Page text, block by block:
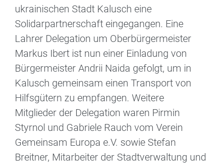
ukrainischen Stadt Kalusch eine
Solidarpartnerschaft eingegangen. Eine
Lahrer Delegation um Oberbürgermeister
Markus Ibert ist nun einer Einladung von
Bürgermeister Andrii Naida gefolgt, um in
Kalusch gemeinsam einen Transport von
Hilfsgütern zu empfangen. Weitere
Mitglieder der Delegation waren Pirmin
Styrnol und Gabriele Rauch vom Verein
Gemeinsam Europa e.V. sowie Stefan
Breitner, Mitarbeiter der Stadtverwaltung und